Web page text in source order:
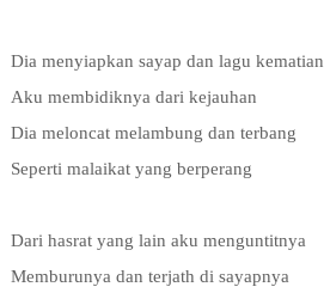
Dia menyiapkan sayap dan lagu kematian
Aku membidiknya dari kejauhan
Dia meloncat melambung dan terbang
Seperti malaikat yang berperang
Dari hasrat yang lain aku menguntitnya
Memburunya dan terjath di sayapnya